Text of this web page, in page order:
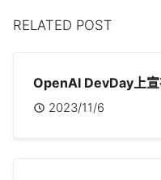
RELATED POST
OpenAI DevDay上
2023/11/6